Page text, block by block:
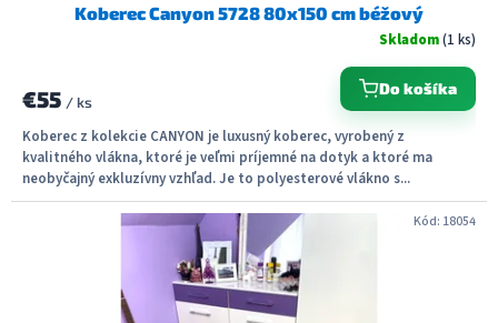
Koberec Canyon 5728 80x150 cm béžový
Skladom(1 ks)
€55 / ks
Do košíka
Koberec z kolekcie CANYON je luxusný koberec, vyrobený z
kvalitného vlákna, ktoré je veľmi príjemné na dotyk a ktoré ma
neobyčajný exkluzívny vzhľad. Je to polyesterové vlákno s...
Kód: 18054